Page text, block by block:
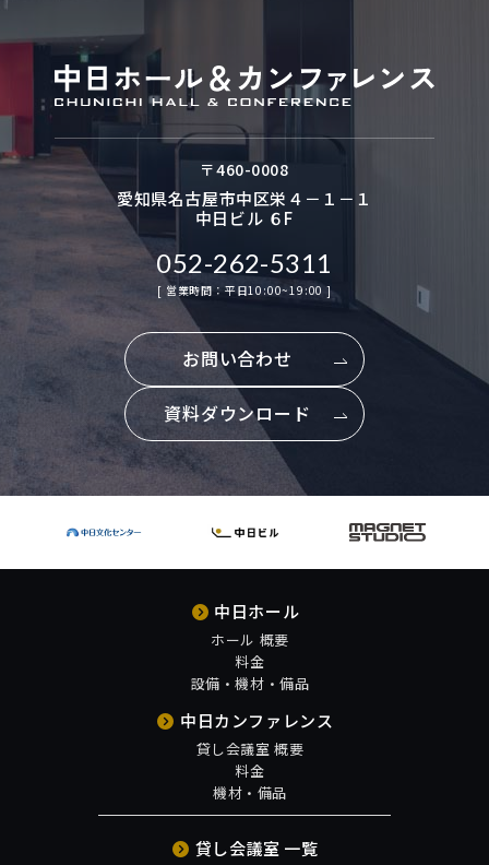
〒460-0008
愛知県名古屋市中区栄４－１－１
中日ビル ６F
052-262-5311
[ 営業時間：平日10:00~19:00 ]
お問い合わせ
資料ダウンロード
中日ホール
ホール 概要
料金
設備・機材・備品
中日カンファレンス
貸し会議室 概要
料金
機材・備品
貸し会議室 一覧